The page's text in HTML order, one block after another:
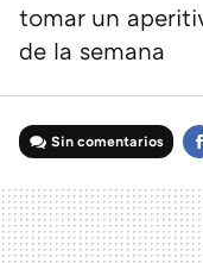
tomar un
de la semana
Sin comentarios